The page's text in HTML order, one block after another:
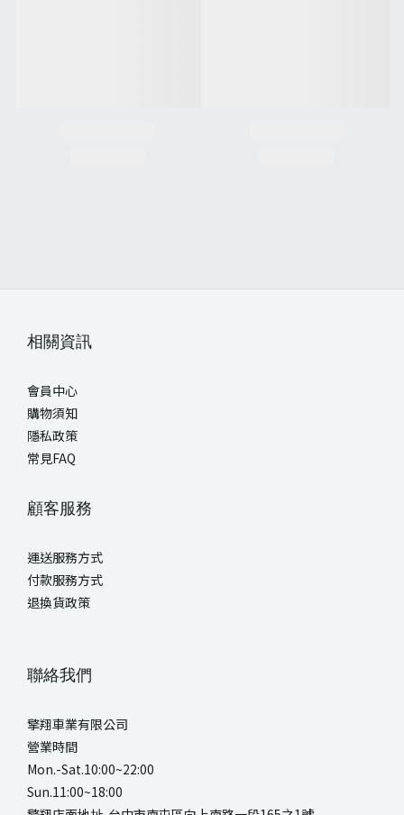
相關資訊
會員中心
購物須知
隱私政策
常見FAQ
顧客服務
運送服務方式
付款服務方式
退換貨政策
聯絡我們
擎翔車業有限公司
營業時間
Mon.-Sat.10:00~22:00
Sun.11:00~18:00